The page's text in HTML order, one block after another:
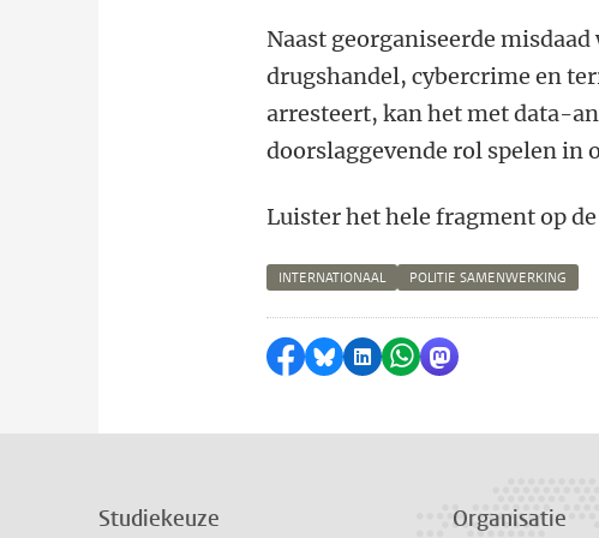
Naast georganiseerde
drugshandel, cybercrime en
arresteert, kan het met data-
doorslaggevende rol spelen in
Luister het hele fragment op
INTERNATIONAAL POLITIE SAMENWERKING
Delen op Facebook
Delen via Bluesky
Delen op LinkedIn
Delen via WhatsApp
Delen via
Studiekeuze Organisatie